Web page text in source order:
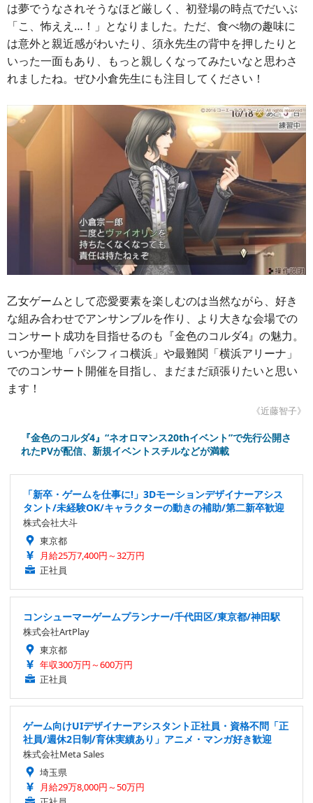
は夢でうなされそうなほど厳しく、初登場の時点でだいぶ
「こ、怖ええ…！」となりました。ただ、食べ物の趣味に
は意外と親近感がわいたり、須永先生の背中を押したりと
いった一面もあり、もっと親しくなってみたいなと思わさ
れましたね。ぜひ小倉先生にも注目してください！
乙女ゲームとして恋愛要素を楽しむのは当然ながら、好き
な組み合わせでアンサンブルを作り、より大きな会場での
コンサート成功を目指せるのも『金色のコルダ4』の魅力。
いつか聖地「パシフィコ横浜」や最難関「横浜アリーナ」
でのコンサート開催を目指し、まだまだ頑張りたいと思い
ます！
《近藤智子》
『金色のコルダ4』“ネオロマンス20thイベント”で先行公開さ
れたPVが配信、新規イベントスチルなどが満載
「新卒・ゲームを仕事に!」3Dモーションデザイナーアシス
タント/未経験OK/キャラクターの動きの補助/第二新卒歓迎
株式会社大斗
東京都
月給25万7,400円～32万円
正社員
コンシューマーゲームプランナー/千代田区/東京都/神田駅
株式会社ArtPlay
東京都
年収300万円～600万円
正社員
ゲーム向けUIデザイナーアシスタント正社員・資格不問「正
社員/週休2日制/育休実績あり」アニメ・マンガ好き歓迎
株式会社Meta Sales
埼玉県
月給29万8,000円～50万円